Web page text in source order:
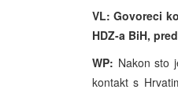
VL: Govoreci
HDZ-a BiH,
WP: Nakon sto
kontakt s